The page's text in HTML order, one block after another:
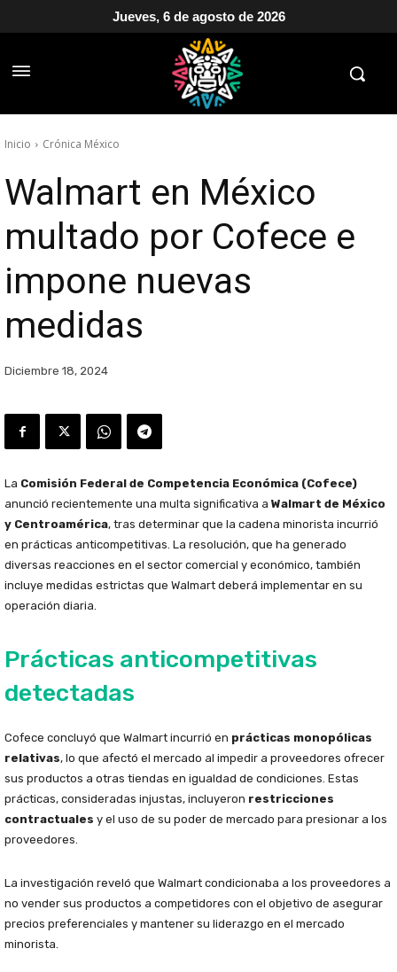
Jueves, 6 de agosto de 2026
Inicio Crónica México
Walmart en México
multado por Cofece e
impone nuevas
medidas
Diciembre 18, 2024
La Comisión Federal de Competencia Económica (Cofece)
anunció recientemente una multa significativa a Walmart de México
y Centroamérica, tras determinar que la cadena minorista incurrió
en prácticas anticompetitivas. La resolución, que ha generado
diversas reacciones en el sector comercial y económico, también
incluye medidas estrictas que Walmart deberá implementar en su
operación diaria.
Prácticas anticompetitivas
detectadas
Cofece concluyó que Walmart incurrió en prácticas monopólicas
relativas, lo que afectó el mercado al impedir a proveedores ofrecer
sus productos a otras tiendas en igualdad de condiciones. Estas
prácticas, consideradas injustas, incluyeron restricciones
contractuales y el uso de su poder de mercado para presionar a los
proveedores.
La investigación reveló que Walmart condicionaba a los proveedores a
no vender sus productos a competidores con el objetivo de asegurar
precios preferenciales y mantener su liderazgo en el mercado
minorista.